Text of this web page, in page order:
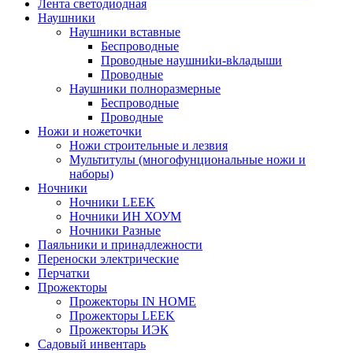
Лента светодиодная
Наушники
Наушники вставные
Беспроводные
Пpoвoдныe нayшниkи-вkлaдыши
Проводные
Наушники полноразмерные
Беспроводные
Проводные
Ножи и ножеточки
Ножи строительные и лезвия
Мультитулы (многофунциональные ножи и
наборы)
Ночники
Ночники LEEK
Ночники ИН ХОУМ
Ночники Разные
Паяльники и принадлежности
Переноски электрические
Перчатки
Прожекторы
Прожекторы IN HOME
Прожекторы LEEK
Прожекторы ИЭК
Садовый инвентарь